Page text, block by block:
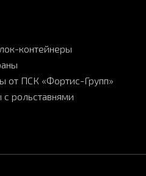
контейнеры
от ПСК «Фортис-Групп»
рольставнями